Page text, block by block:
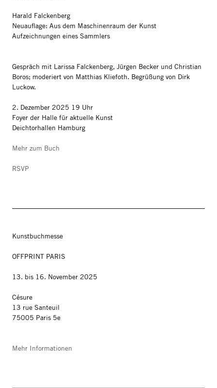
Harald Falckenberg
Neuauflage: Aus dem Maschinenraum der Kunst
Aufzeichnungen eines Sammlers
Gespräch mit Larissa Falckenberg, Jürgen Becker und Christian
Boros; moderiert von Matthias Kliefoth. Begrüßung von Dirk
Luckow.
2. Dezember 2025 19 Uhr
Foyer der Halle für aktuelle Kunst
Deichtorhallen Hamburg
Mehr zum Buch
RSVP
Kunstbuchmesse
OFFPRINT PARIS
13. bis 16. November 2025
Césure
13 rue Santeuil
75005 Paris 5e
Mehr Informationen